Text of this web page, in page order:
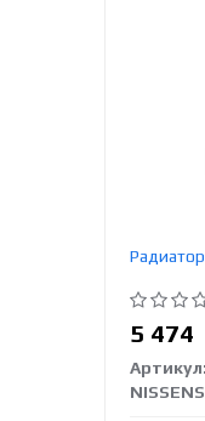
5 474
Артикул:
NISSENS